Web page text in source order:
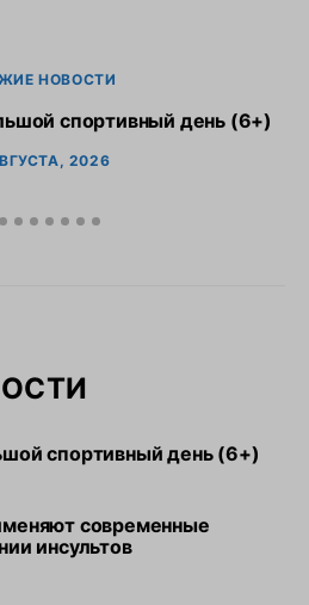
НОВОСТИ
спортивный день (6+)
2026
спортивный день (6+)
современные
инсультов